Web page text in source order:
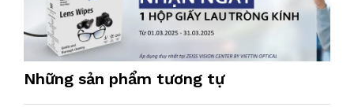
Những sản phẩm tương tự